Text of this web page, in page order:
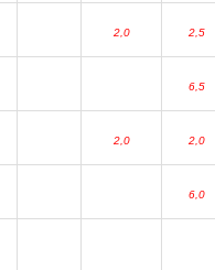
2,0 2,5
6,5
2,0 2,0
6,0